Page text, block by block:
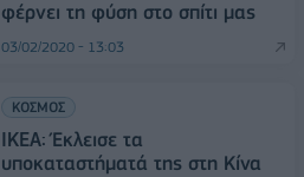
φέρνει τη φύση στο σπίτι μας
03/02/2020 - 13:03
ΚΟΣΜΟΣ
IKEA: Έκλεισε τα
υποκαταστήματά της στη Κίνα